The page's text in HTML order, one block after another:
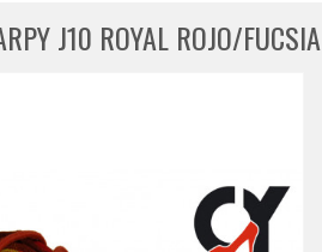
J10 ROYAL ROJO/FUCSIA